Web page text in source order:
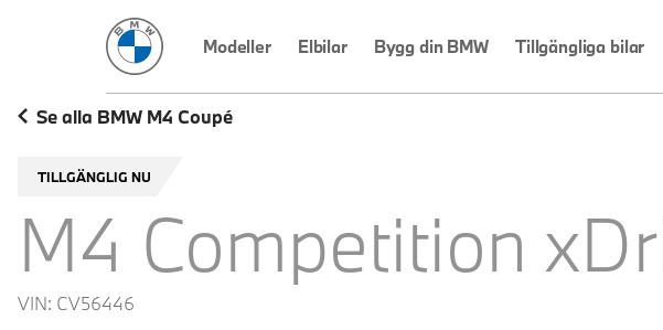
BMW Sverige
Modeller Elbilar Bygg din BMW Tillgängliga bilar
Se alla BMW M4 Coupé
TILLGÄNGLIG NU
M4 Competition
VIN: CV56446